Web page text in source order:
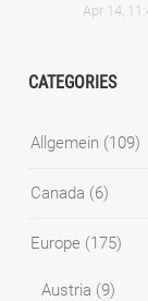
Apr 14,
CATEGORIES
Allgemein (109)
Canada (6)
Europe (175)
Austria (9)